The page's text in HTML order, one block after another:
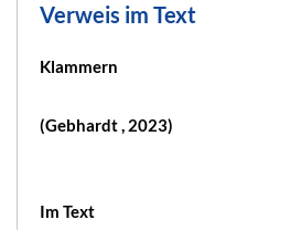
Verweis im Text
Klammern
(Gebhardt , 2023)
Im Text